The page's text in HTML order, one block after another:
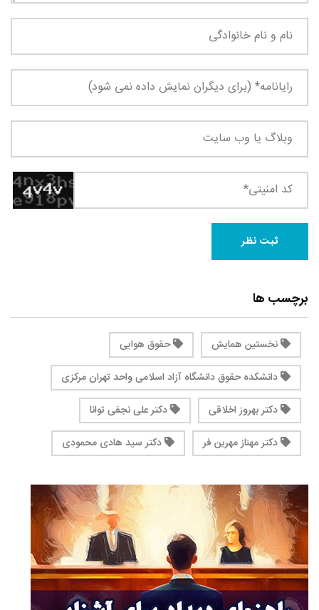
برچسب ها
نخستین همایش
حقوق هوایی
دانشکده حقوق دانشگاه آزاد اسلامی واحد تهران مرکزی
دکتر بهروز اخلاقی
دکتر علی نجفی توانا
دکتر مهناز مهرین فر
دکتر سید هادی محمودی